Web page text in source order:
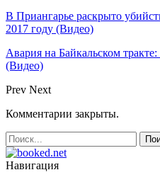
В Приангарье раскрыто
2017 году (Видео)
Авария на Байкальском
(Видео)
Prev Next
Комментарии закрыты.
Навигация